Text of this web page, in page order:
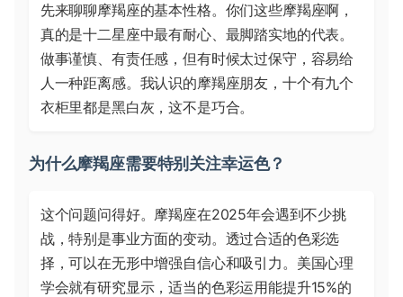
先来聊聊摩羯座的基本性格。你们这些摩羯座啊，
真的是十二星座中最有耐心、最脚踏实地的代表。
做事谨慎、有责任感，但有时候太过保守，容易给
人一种距离感。我认识的摩羯座朋友，十个有九个
衣柜里都是黑白灰，这不是巧合。
为什么摩羯座需要特别关注幸运色？
这个问题问得好。摩羯座在2025年会遇到不少挑
战，特别是事业方面的变动。透过合适的色彩选
择，可以在无形中增强自信心和吸引力。美国心理
学会就有研究显示，适当的色彩运用能提升15%的